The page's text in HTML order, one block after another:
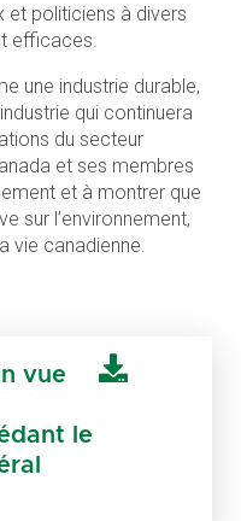
et politiciens à divers
efficaces.
une industrie durable,
qui continuera
du secteur
et ses membres
et à montrer que
sur l’environnement,
vie canadienne.
vue
le